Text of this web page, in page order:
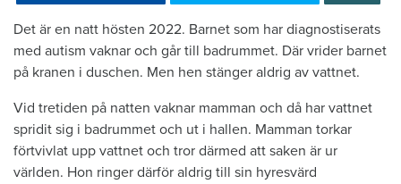
Det är en natt hösten 2022. Barnet som har diagnostiserats
med autism vaknar och går till badrummet. Där vrider barnet
på kranen i duschen. Men hen stänger aldrig av vattnet.
Vid tretiden på natten vaknar mamman och då har vattnet
spridit sig i badrummet och ut i hallen. Mamman torkar
förtvivlat upp vattnet och tror därmed att saken är ur
världen. Hon ringer därför aldrig till sin hyresvärd